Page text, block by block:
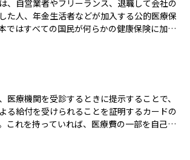
、自営業者やフリーランス、退職して会社の
た人、年金生活者などが加入する公的医療保
ではすべての国民が何らかの健康保険に加入
きや保険料の納付、医療費の給付などは、住
で行います。保険料は前年の所得や世帯の構
、原則として医療機関では医療費の3割を自己
受けられます。病気やけが、出産などの際に
けるための基本的な仕組みであり、フリーラ
医療機関を受診するときに提示することで、
る給付を受けられることを証明するカードの
これを持っていれば、医療費の一部を自己負